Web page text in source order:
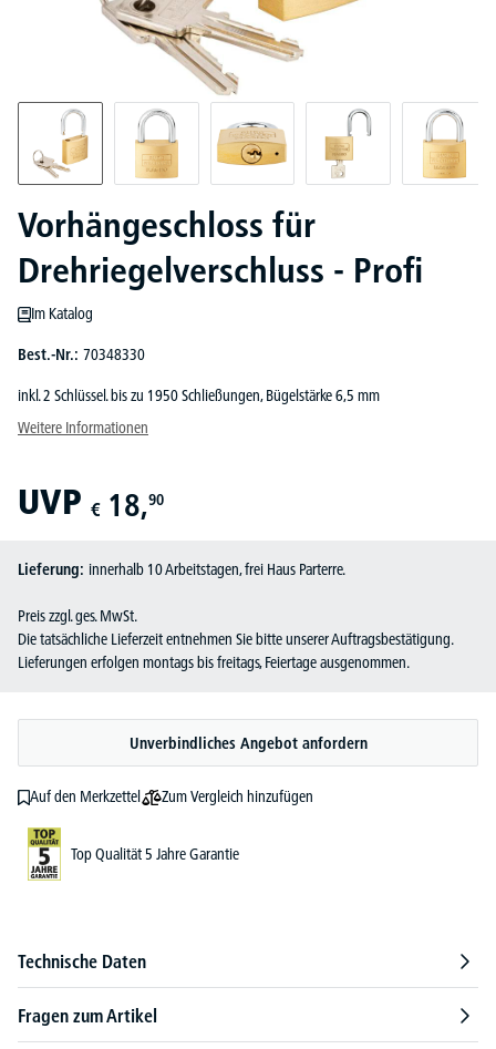
Vorhängeschloss für
Drehriegelverschluss - Profi
Im Katalog
Best.-Nr.: 70348330
inkl. 2 Schlüssel. bis zu 1950 Schließungen, Bügelstärke 6,5 mm
Weitere Informationen
UVP € 18,90
Lieferung: innerhalb 10 Arbeitstagen, frei Haus Parterre.
Preis zzgl. ges. MwSt.
Die tatsächliche Lieferzeit entnehmen Sie bitte unserer Auftragsbestätigung.
Lieferungen erfolgen montags bis freitags, Feiertage ausgenommen.
Unverbindliches Angebot anfordern
Auf den Merkzettel Zum Vergleich hinzufügen
Top Qualität 5 Jahre Garantie
Technische Daten
Fragen zum Artikel